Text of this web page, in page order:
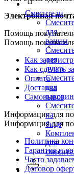
Смесители
для
ванны
для
душа
для
на
биде
для
Электронная
Помощь
Помощь
Как
Как сделать
Оплата
Доставка
Самовывоз
Информация для
Информация для
Политика
Гарантия и
Часто
Договор